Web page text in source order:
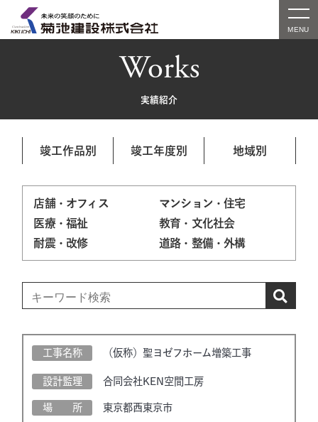
Works
実績紹介
竣工作品別 竣工年度別 地域別
店舗・オフィス
マンション・住宅
医療・福祉
教育・文化社会
耐震・改修
道路・整備・外構
工事名称 （仮称）聖ヨゼフホーム増築工事
設計監理 合同会社KEN空間工房
場 所 東京都西東京市